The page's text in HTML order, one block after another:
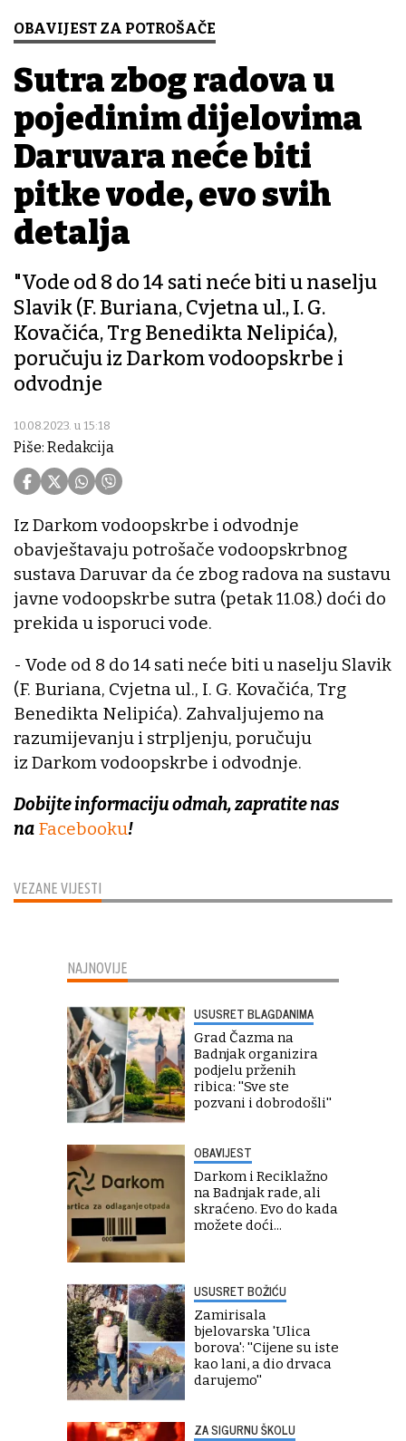
OBAVIJEST ZA POTROŠAČE
Sutra zbog radova u
pojedinim dijelovima
Daruvara neće biti
pitke vode, evo svih
detalja
"Vode od 8 do 14 sati neće biti u naselju
Slavik (F. Buriana, Cvjetna ul., I. G.
Kovačića, Trg Benedikta Nelipića),
poručuju iz Darkom vodoopskrbe i
odvodnje
10.08.2023. u 15:18
Piše: Redakcija
VEZANE VIJESTI
Iz Darkom vodoopskrbe i odvodnje
obavještavaju potrošače vodoopskrbnog
sustava Daruvar da će zbog radova na sustavu
javne vodoopskrbe sutra (petak 11.08.) doći do
prekida u isporuci vode.
- Vode od 8 do 14 sati neće biti u naselju Slavik
(F. Buriana, Cvjetna ul., I. G. Kovačića, Trg
Benedikta Nelipića). Zahvaljujemo na
razumijevanju i strpljenju, poručuju
iz Darkom vodoopskrbe i odvodnje.
Dobijte informaciju odmah, zapratite nas
na Facebooku!
NAJNOVIJE
USUSRET BLAGDANIMA
Grad Čazma na
Badnjak organizira
podjelu prženih
ribica: ''Sve ste
pozvani i dobrodošli''
OBAVIJEST
Darkom i Reciklažno
na Badnjak rade, ali
skraćeno. Evo do kada
možete doći...
USUSRET BOŽIĆU
Zamirisala
bjelovarska 'Ulica
borova': ''Cijene su iste
kao lani, a dio drvaca
darujemo''
ZA SIGURNU ŠKOLU